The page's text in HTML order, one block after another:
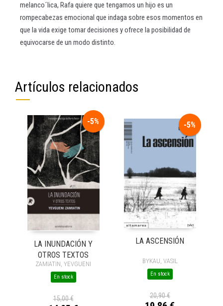
melanco´lica, Rafa quiere que tengamos un hijo es un
rompecabezas emocional que indaga sobre esos momentos en
que la vida exige tomar decisiones y ofrece la posibilidad de
equivocarse de un modo distinto.
Artículos relacionados
-5%
LA INUNDACIÓN Y
OTROS TEXTOS
ZAMIATIN, YEVGUENI
En stock
15,00 €
-5%
LA ASCENSIÓN
BYKAU, VASIL
En stock
20,90 €